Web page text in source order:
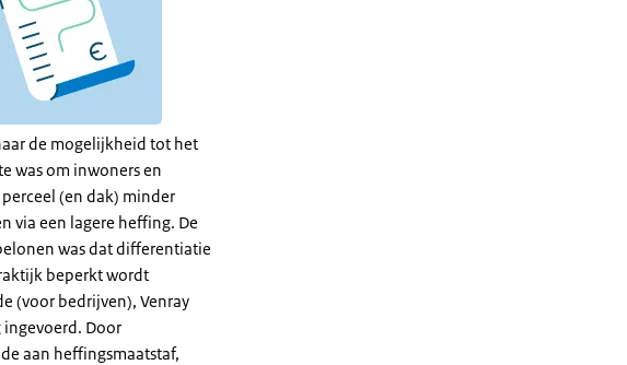
de mogelijkheid tot het
was om inwoners en
(en dak) minder
via een lagere heffing. De
was dat differentiatie
beperkt wordt
(voor bedrijven), Venray
ingevoerd. Door
aan heffingsmaatstaf,